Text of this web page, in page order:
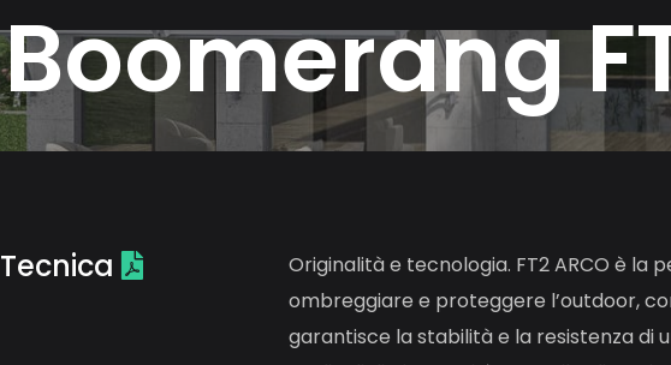
BoomerangF
Tecnica
Originalità e tecnologia. FT2 ARCO è la
ombreggiare e proteggere l’outdoor,
garantisce la stabilità e la resistenza di